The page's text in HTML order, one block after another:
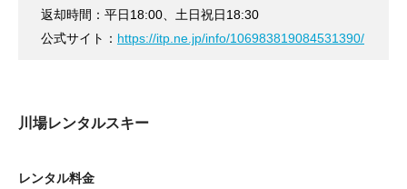
返却時間：平日18:00、土日祝日18:30
公式サイト： https://itp.ne.jp/info/106983819084531390/
川場レンタルスキー
レンタル料金